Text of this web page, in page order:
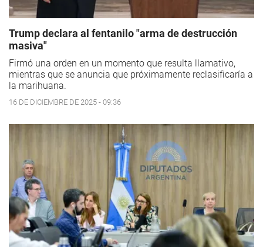
Trump declara al fentanilo "arma de destrucción
masiva"
Firmó una orden en un momento que resulta llamativo,
mientras que se anuncia que próximamente reclasificaría a
la marihuana.
16 DE DICIEMBRE DE 2025 - 09:36